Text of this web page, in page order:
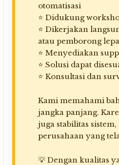
otomatisasi
⭐ Didukung
⭐ Dikerjakan
atau pemborong
⭐ Menyediakan
⭐ Solusi dapat
⭐ Konsultasi dan
Kami memahami
jangka panjang.
juga stabilitas
perusahaan yang
💡 Dengan kualitas